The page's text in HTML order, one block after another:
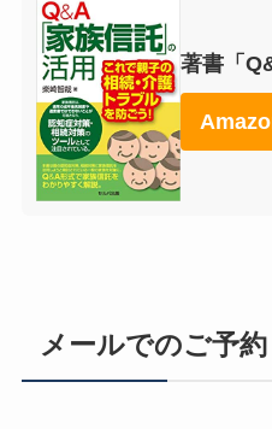
著書「
メールでのご予